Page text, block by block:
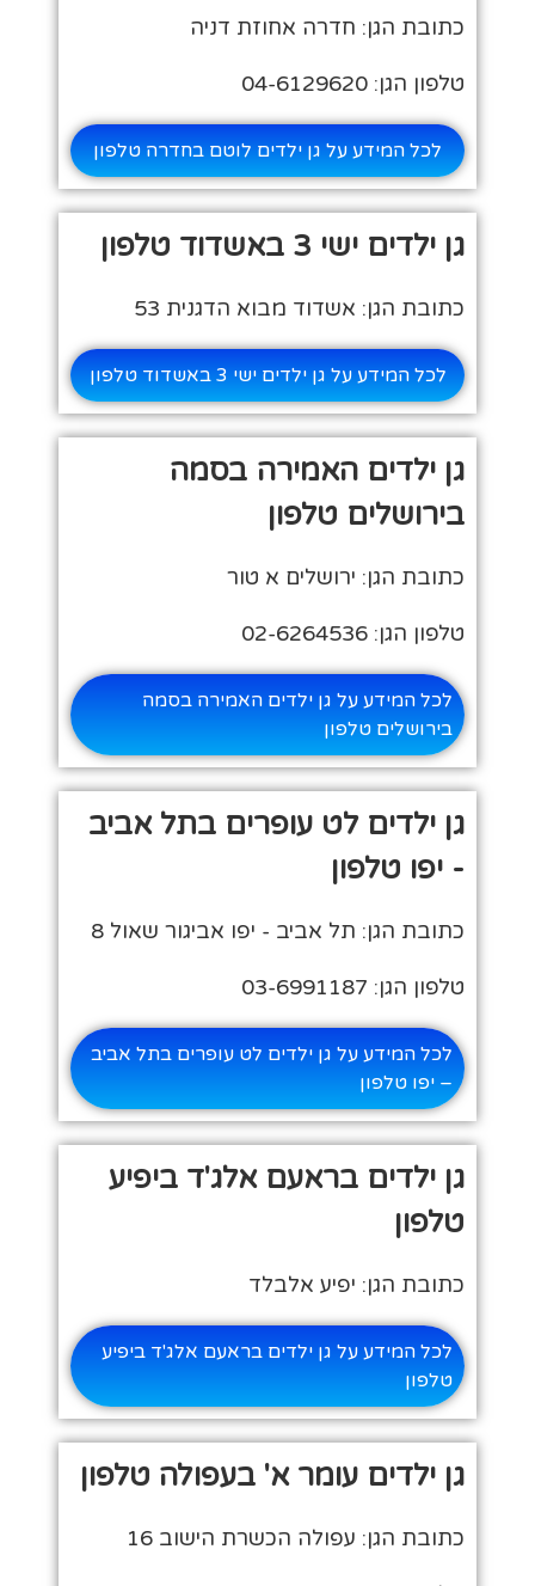
כתובת הגן: חדרה אחוזת דניה
טלפון הגן: 04-6129620
לכל המידע על גן ילדים לוטם בחדרה טלפון
גן ילדים ישי 3 באשדוד טלפון
כתובת הגן: אשדוד מבוא הדגנית 53
לכל המידע על גן ילדים ישי 3 באשדוד טלפון
גן ילדים האמירה בסמה
בירושלים טלפון
כתובת הגן: ירושלים א טור
טלפון הגן: 02-6264536
לכל המידע על גן ילדים האמירה בסמה
בירושלים טלפון
גן ילדים לט עופרים בתל אביב
- יפו טלפון
כתובת הגן: תל אביב - יפו אביגור שאול 8
טלפון הגן: 03-6991187
לכל המידע על גן ילדים לט עופרים בתל אביב
– יפו טלפון
גן ילדים בראעם אלג'ד ביפיע
טלפון
כתובת הגן: יפיע אלבלד
לכל המידע על גן ילדים בראעם אלג'ד ביפיע
טלפון
גן ילדים עומר א' בעפולה טלפון
כתובת הגן: עפולה הכשרת הישוב 16